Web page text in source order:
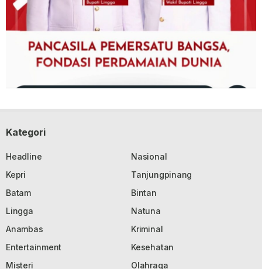
Kategori
Headline
Nasional
Kepri
Tanjungpinang
Batam
Bintan
Lingga
Natuna
Anambas
Kriminal
Entertainment
Kesehatan
Misteri
Olahraga